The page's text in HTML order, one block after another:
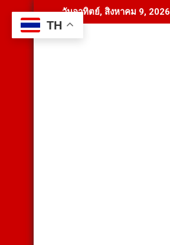
to
content
วันอาทิตย์, สิงหาคม 9, 2026
TH